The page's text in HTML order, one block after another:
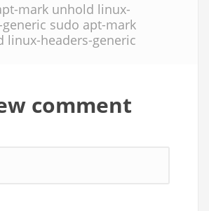
mark unhold linux-
sudo apt-mark
linux-headers-generic
comment